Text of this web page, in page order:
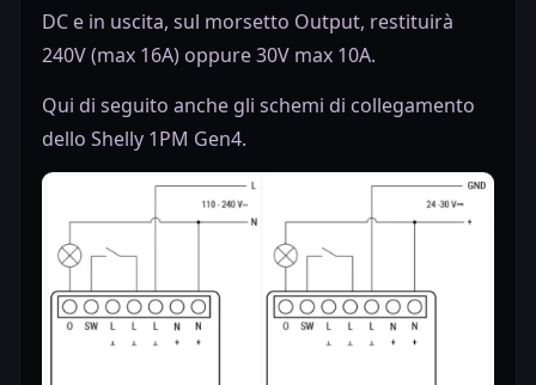
DC e in uscita, sul morsetto Output, restituirà
240V (max 16A) oppure 30V max 10A.
Qui di seguito anche gli schemi di collegamento
dello Shelly 1PM Gen4.